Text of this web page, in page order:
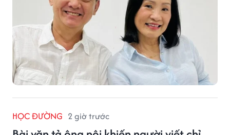
HỌC ĐƯỜNG 2 giờ trước